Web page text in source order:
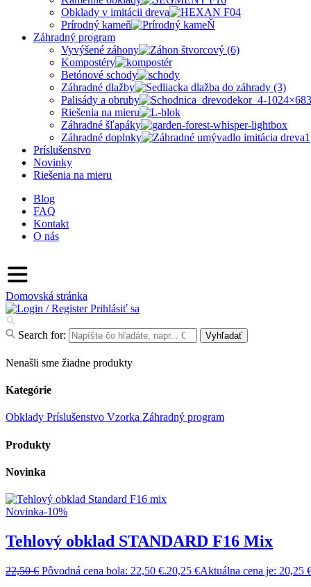
Obklady v imitácii dreva
Prírodný kameň
Záhradný program
Vyvýšené záhony
Kompostéry
Betónové schody
Záhradné dlažby
Palisády a obruby
Riešenia na mieru
Záhradné šľapáky
Záhradné doplnky
Príslušenstvo
Novinky
Riešenia na mieru
Blog
FAQ
Kontakt
O nás
Domovská stránka
Prihlásiť sa
Search for: Vyhľadať
Nenašli sme žiadne produkty
Kategórie
Obklady Príslušenstvo Vzorka Záhradný program
Produkty
Novinka
Novinka-10%
Tehlový obklad STANDARD F16 Mix
22,50€ Pôvodná cena bola: 22,50 €.20,25 €Aktuálna cena je: 20,25